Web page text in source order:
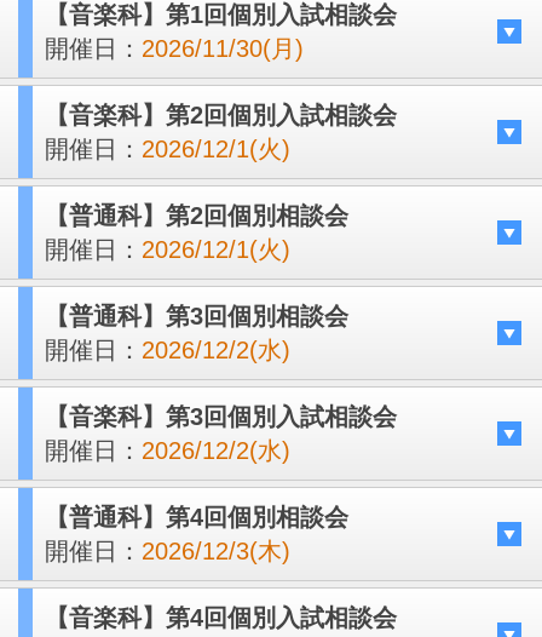
【音楽科】第1回個別入試相談会
開催日： 2026/11/30(月)
【音楽科】第2回個別入試相談会
開催日： 2026/12/1(火)
【普通科】第2回個別相談会
開催日： 2026/12/1(火)
【普通科】第3回個別相談会
開催日： 2026/12/2(水)
【音楽科】第3回個別入試相談会
開催日： 2026/12/2(水)
【普通科】第4回個別相談会
開催日： 2026/12/3(木)
【音楽科】第4回個別入試相談会